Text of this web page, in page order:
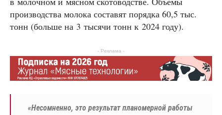
производства молока составят порядка 60,5 тыс.
тонн (больше на 3 тысячи тонн к 2024 году).
- Реклама -
«Несомненно, это результат планомерной работы